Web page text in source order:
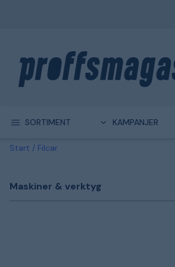
SORTIMENT KAMPANJER
Start Filcar
Maskiner & verktyg